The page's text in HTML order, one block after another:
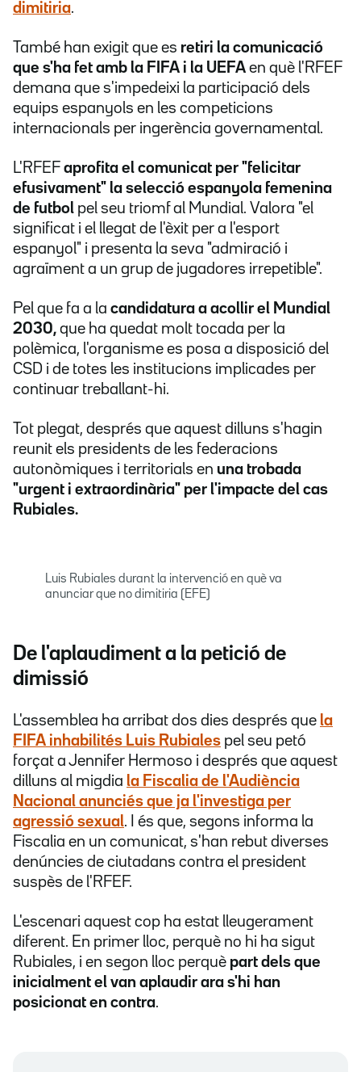
dimitiria.
També han exigit que es retiri la comunicació
que s'ha fet amb la FIFA i la UEFA en què l'RFEF
demana que s'impedeixi la participació dels
equips espanyols en les competicions
internacionals per ingerència governamental.
L'RFEF aprofita el comunicat per "felicitar
efusivament" la selecció espanyola femenina
de futbol pel seu triomf al Mundial. Valora "el
significat i el llegat de l'èxit per a l'esport
espanyol" i presenta la seva "admiració i
agraïment a un grup de jugadores irrepetible".
Pel que fa a la candidatura a acollir el Mundial
2030, que ha quedat molt tocada per la
polèmica, l'organisme es posa a disposició del
CSD i de totes les institucions implicades per
continuar treballant-hi.
Tot plegat, després que aquest dilluns s'hagin
reunit els presidents de les federacions
autonòmiques i territorials en una trobada
"urgent i extraordinària" per l'impacte del cas
Rubiales.
Luis Rubiales durant la intervenció en què va
anunciar que no dimitiria (EFE)
De l'aplaudiment a la petició de
dimissió
L'assemblea ha arribat dos dies després que la
FIFA inhabilités Luis Rubiales pel seu petó
forçat a Jennifer Hermoso i després que aquest
dilluns al migdia la Fiscalia de l'Audiència
Nacional anunciés que ja l'investiga per
agressió sexual. I és que, segons informa la
Fiscalia en un comunicat, s'han rebut diverses
denúncies de ciutadans contra el president
suspès de l'RFEF.
L'escenari aquest cop ha estat lleugerament
diferent. En primer lloc, perquè no hi ha sigut
Rubiales, i en segon lloc perquè part dels que
inicialment el van aplaudir ara s'hi han
posicionat en contra.